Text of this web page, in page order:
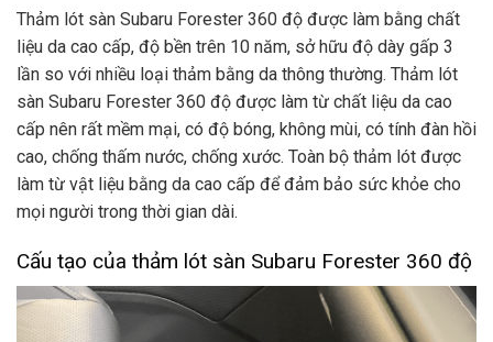
Thảm lót sàn Subaru Forester 360 độ được làm bằng chất
liệu da cao cấp, độ bền trên 10 năm, sở hữu độ dày gấp 3
lần so với nhiều loại thảm bằng da thông thường. Thảm lót
sàn Subaru Forester 360 độ được làm từ chất liệu da cao
cấp nên rất mềm mại, có độ bóng, không mùi, có tính đàn hồi
cao, chống thấm nước, chống xước. Toàn bộ thảm lót được
làm từ vật liệu bằng da cao cấp để đảm bảo sức khỏe cho
mọi người trong thời gian dài.
Cấu tạo của thảm lót sàn Subaru Forester 360 độ